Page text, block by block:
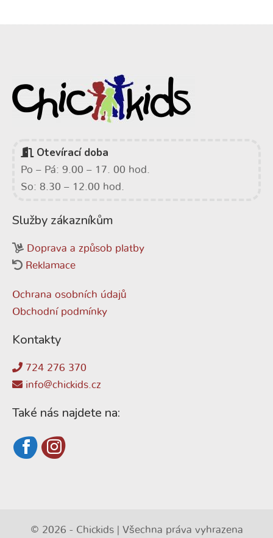
Otevírací doba
Po – Pá: 9.00 – 17. 00 hod.
So: 8.30 – 12.00 hod.
Služby zákazníkům
Doprava a způsob platby
Reklamace
Ochrana osobních údajů
Obchodní podmínky
Kontakty
724 276 370
info@chickids.cz
Také nás najdete na:
© 2026 - Chickids | Všechna práva vyhrazena